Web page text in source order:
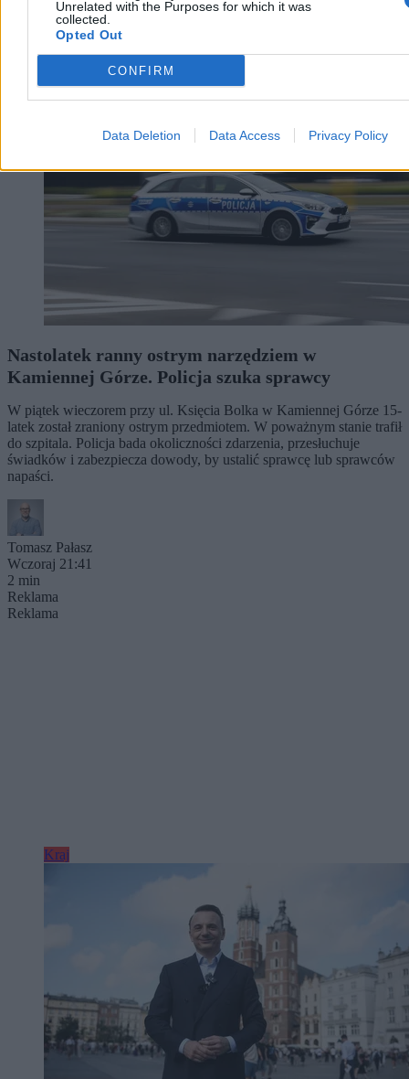
Unrelated with the Purposes for which it was
collected.
Opted Out
CONFIRM
Data Deletion Data Access Privacy Policy
Dzisiaj 06:30
Nastolatek ranny ostrym narzędziem w
Kamiennej Górze. Policja szuka sprawcy
W piątek wieczorem przy ul. Księcia Bolka w Kamiennej Górze 15-
latek został zraniony ostrym przedmiotem. W poważnym stanie trafił
do szpitala. Policja bada okoliczności zdarzenia, przesłuchuje
świadków i zabezpiecza dowody, by ustalić sprawcę lub sprawców
napaści.
Tomasz Pałasz
Wczoraj 21:41
2 min
Reklama
Reklama
Kraj